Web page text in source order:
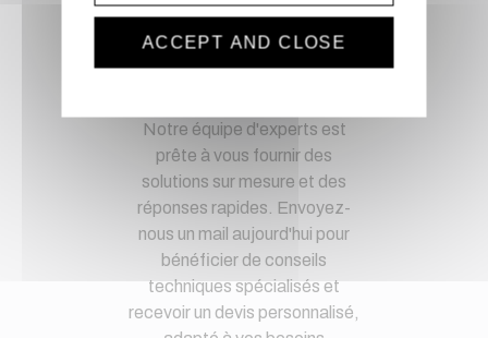
d'esprit en confiant vos
Notre équipe d'experts est
prête à vous fournir des
solutions sur mesure et des
réponses rapides. Envoyez-
nous un mail aujourd'hui pour
bénéficier de conseils
techniques spécialisés et
recevoir un devis personnalisé,
ACCEPT AND CLOSE